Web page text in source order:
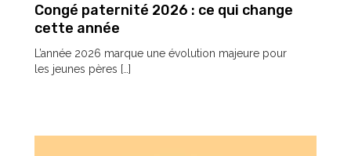
Congé paternité 2026 : ce qui change
cette année
L’année 2026 marque une évolution majeure pour
les jeunes pères […]